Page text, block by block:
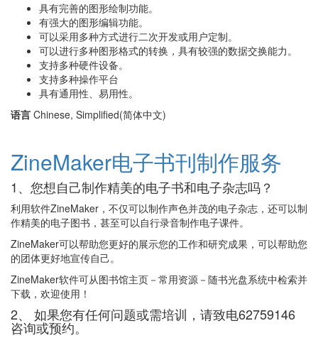
具有完善的图形绘制功能。
有强大的图形编辑功能。
可以采用多种方式进行二次开发或用户定制。
可以进行多种图形格式的转换，具有较强的数据交换能力。
支持多种硬件设备。
支持多种操作平台
具有通用性、易用性。
语言 Chinese, Simplified(简体中文)
ZineMaker电子书刊制作服务
1、您想自己制作精美的电子书和电子杂志吗？
利用软件ZineMaker，不仅可以制作声色并茂的电子杂志，还可以制
作精美的电子图书，甚至可以自行录音制作电子课件。
ZineMaker可以帮助您更好的展示您的工作和研究成果，可以帮助您
的团体更好地宣传自己。
ZineMaker软件可从图书馆主页－常用资源－随书光盘系统中检索并
下载，欢迎使用！
2、 如果您有任何问题或需培训，请致电62759146
咨询或预约。